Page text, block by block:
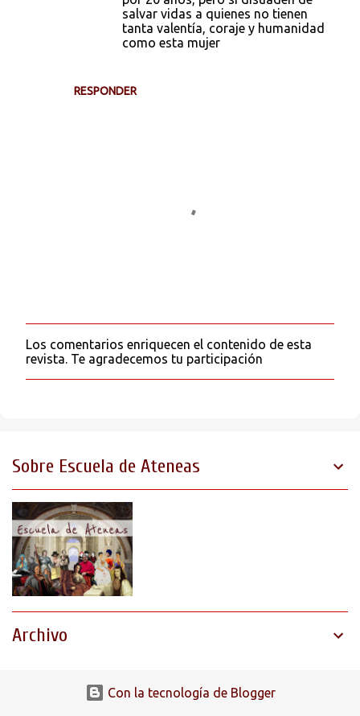
RESPONDER
salvar vidas a quienes no tienen
tanta valentía, coraje y humanidad
como esta mujer
P
u
b
u
c
o
m
e
n
t
a
r
i
Los comentarios enriquecen el contenido de esta
revista. Te agradecemos tu participación
Sobre Escuela de Ateneas
Archivo
Con la tecnología de Blogger